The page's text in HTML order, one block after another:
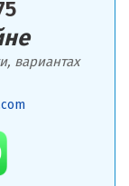
вариантах